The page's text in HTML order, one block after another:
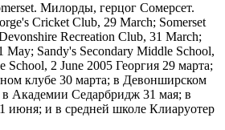
. Милорды, герцог Сомерсет.
Cricket Club, 29 March; Somerset
Recreation Club, 31 March;
May; Sandy's Secondary Middle School,
School, 2 June 2005 Георгия 29 марта;
клубе 30 марта; в Девонширском
в Академии Седарбридж 31 мая; в
июня; и в средней школе Клиаруотер